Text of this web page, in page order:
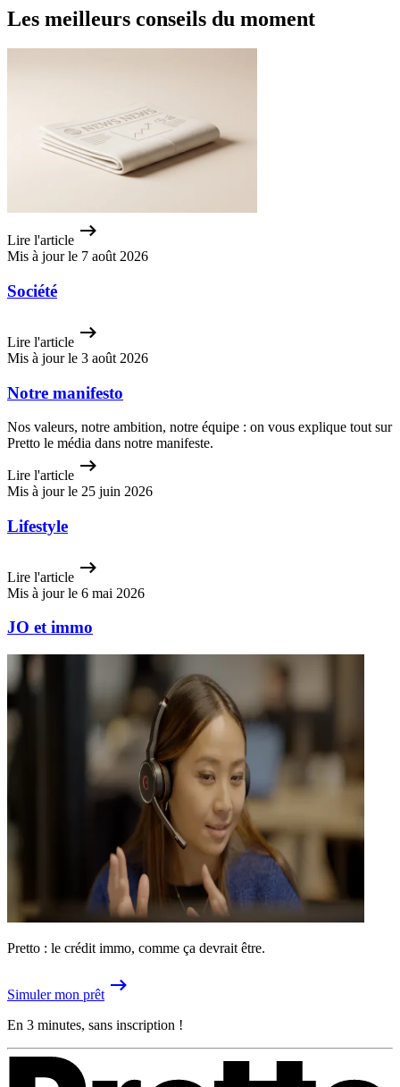
Les meilleurs conseils du moment
Lire l'article
Mis à jour le 7 août 2026
Société
Lire l'article
Mis à jour le 3 août 2026
Notre manifesto
Nos valeurs, notre ambition, notre équipe : on vous explique tout sur
Pretto le média dans notre manifeste.
Lire l'article
Mis à jour le 25 juin 2026
Lifestyle
Lire l'article
Mis à jour le 6 mai 2026
JO et immo
Pretto : le crédit immo, comme ça devrait être.
Simuler mon prêt
En 3 minutes, sans inscription !